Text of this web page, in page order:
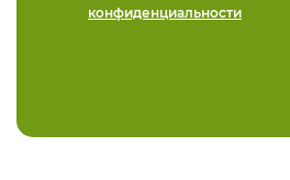
конфиденциальности